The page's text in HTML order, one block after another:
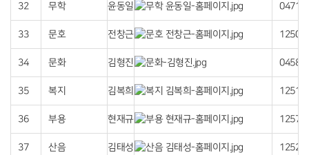
32 무학 윤동일 04714
33 문호 전창근 12502
34 문화 김형진 04584
35 복지 김복희 12514
36 부용 현재규 12579
37 산음 김태성 12527